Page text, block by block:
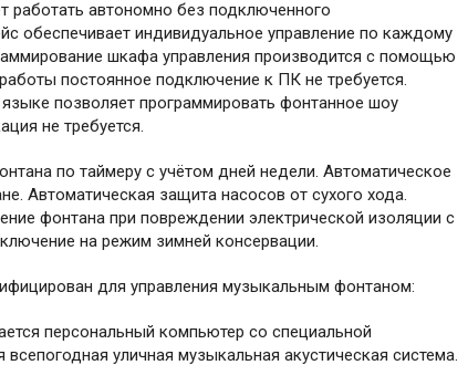
работать автономно без подключенного
обеспечивает индивидуальное управление по каждому
шкафа управления производится с помощью
постоянное подключение к ПК не требуется.
позволяет программировать фонтанное шоу
не требуется.
по таймеру с учётом дней недели. Автоматическое
Автоматическая защита насосов от сухого хода.
фонтана при повреждении электрической изоляции с
на режим зимней консервации.
для управления музыкальным фонтаном:
персональный компьютер со специальной
уличная музыкальная акустическая система.